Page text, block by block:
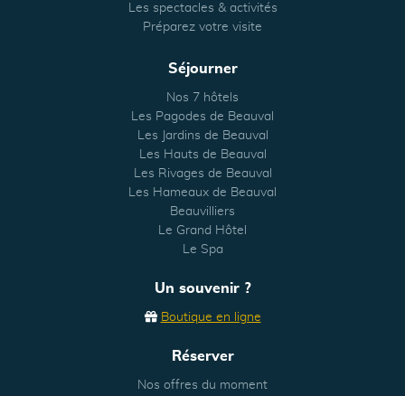
Les spectacles & activités
Préparez votre visite
Séjourner
Nos 7 hôtels
Les Pagodes de Beauval
Les Jardins de Beauval
Les Hauts de Beauval
Les Rivages de Beauval
Les Hameaux de Beauval
Beauvilliers
Le Grand Hôtel
Le Spa
Un souvenir ?
Boutique en ligne
Réserver
Nos offres du moment